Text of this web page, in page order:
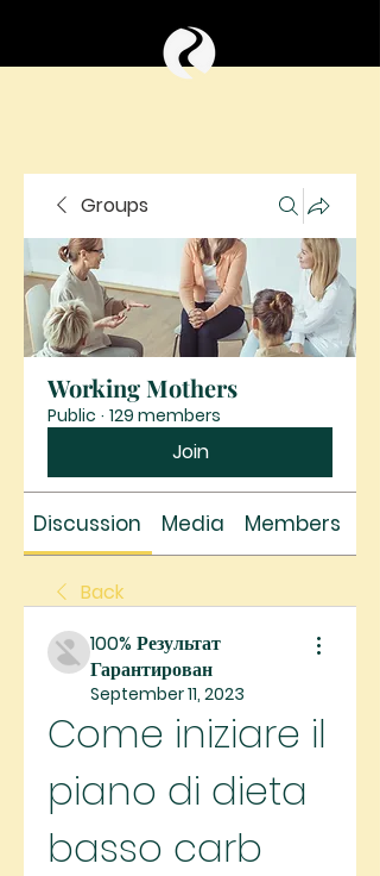
Groups
Working Mothers
Public · 129 members
Join
Discussion Media Members
Back
100% Результат
Гарантирован
September 11, 2023
Come iniziare il
piano di dieta
basso carb